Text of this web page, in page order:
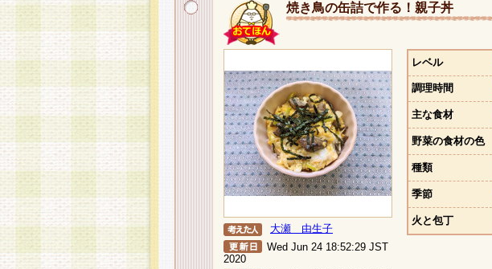
焼き鳥の缶詰で作る！親子丼
大瀬 由生子
Wed Jun 24 18:52:29 JST
2020
レベル
調理時間
主な食材
野菜の食材の色
種類
季節
火と包丁